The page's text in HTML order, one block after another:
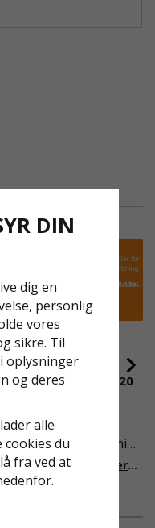
FÖR
-
& EN1004:2020
osannolikt så är
regler för rullställning
slappare än de
EU i skrivande stund,
på. Från och med
Läs mer om de nya reglerna!
DIN
dig en
personlig
vores
sikre. Til
oplysninger
og deres
alle
du
fra ved at